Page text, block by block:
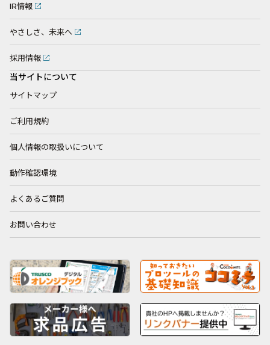
IR情報
やさしさ、未来へ
採用情報
当サイトについて
サイトマップ
ご利用規約
個人情報の取扱いについて
動作確認環境
よくあるご質問
お問い合わせ